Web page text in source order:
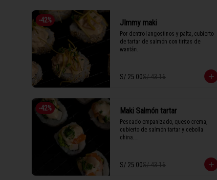
-42% JImmy maki
Por dentro langostinos y palta, cubierto
de tartar de salmón con tiritas de
wantán.
S/ 25.00S/ 43.16
-42% Maki Salmón tartar
Pescado empanizado, queso crema,
cubierto de salmón tartar y cebolla
china.
1 Tabla (10 unidades)
S/ 25.00S/ 43.16